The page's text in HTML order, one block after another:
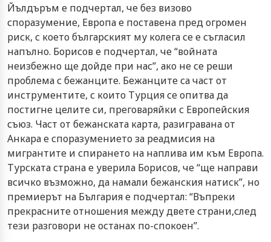
Йълдъръм е подчертал, че без визово
споразумение, Европа е поставена пред огромен
риск, с което българският му колега се е съгласил
напълно. Борисов е подчертал, че “войната
неизбежно ще дойде при нас”, ако не се реши
проблема с бежанците. Бежанците са част от
инструментите, с които Турция се опитва да
постигне целите си, преговаряйки с Европейския
съюз. Част от бежанската карта, разигравана от
Анкара е споразумението за реадмисия на
мигрантите и спирането на наплива им към Европа.
Турската страна е уверила Борисов, че “ще направи
всичко възможно, да намали бежанския натиск”, но
премиерът на България е подчертал: “Въпреки
прекрасните отношения между двете страни,след
тези разговори не останах по-спокоен”.